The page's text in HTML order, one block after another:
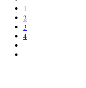
1
2
3
4